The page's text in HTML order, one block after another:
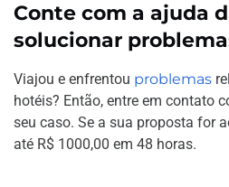
Conte com a ajuda
solucionar
Viajou e enfrentou problemas
hotéis? Então, entre em contato
seu caso. Se a sua proposta for
até R$ 1000,00 em 48 horas.